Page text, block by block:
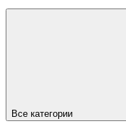
Все категории